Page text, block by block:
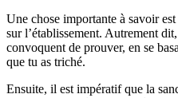
Une chose importante à savoir
sur l’établissement. Autrement
convoquent de prouver, en se
que tu as triché.
Ensuite, il est impératif que la